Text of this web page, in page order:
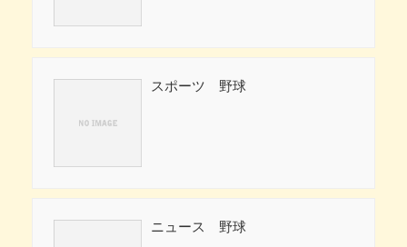
スポーツ 野球
ニュース 野球